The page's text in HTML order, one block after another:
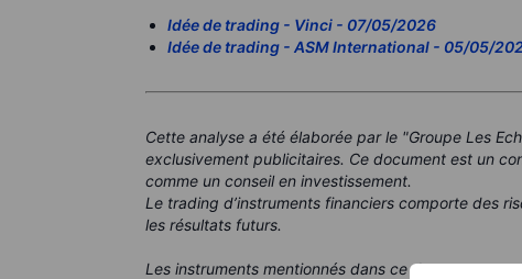
Idée de trading - Vinci - 07/05/2026
Idée de trading - ASM International - 05/05/
Cette analyse a été élaborée par le "Groupe Les
exclusivement publicitaires. Ce document est un
comme un conseil en investissement.
Le trading d’instruments financiers comporte des
les résultats futurs.
Les instruments mentionnés dans ce document